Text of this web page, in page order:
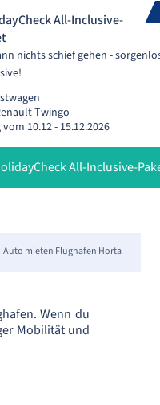
All-Inclusive-
nichts schief gehen -
Twingo
vom 10.12 - 15.12.2026
All-Inclusive-
Auto mieten Flughafen Horta
Wenn du
Mobilität und